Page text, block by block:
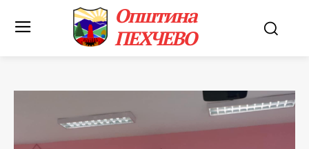
Општина
ПЕХЧЕВО